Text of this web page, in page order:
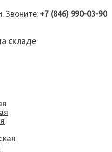
Звоните: +7 (846) 990-03-90
складе